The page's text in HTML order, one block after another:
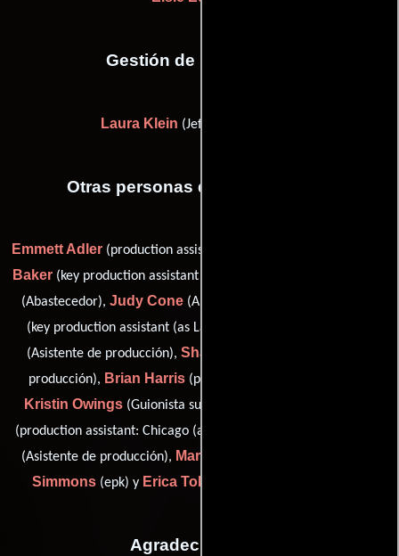
Gestión de producción
Laura Klein (Jefe de producción)
Otras personas que participaron
Emmett Adler(production assistant: Chicago),
Baker (key production assistant (as Justin Baker)),
(Abastecedor), Judy Cone (Abastecedor),
(key production assistant (as Lauren Ford)),
(Asistente de producción), Shannon Graves
producción), Brian Harris (production assistant: Chicago),
Kristin Owings(Guionista supervisor),
(production assistant: Chicago (as Andrea Pabon)),
(Asistente de producción), Marty Schousboe
Simmons(epk) y Erica Tobolski
Agradecimientos